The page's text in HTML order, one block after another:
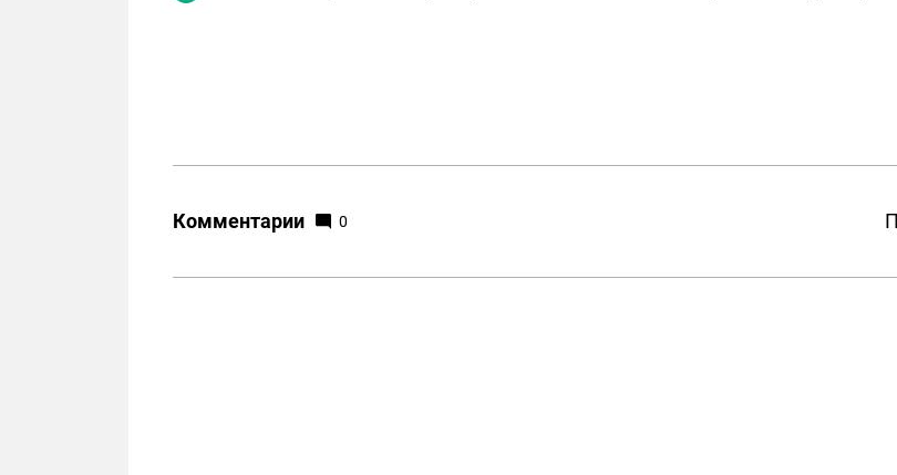
Комментарии 0